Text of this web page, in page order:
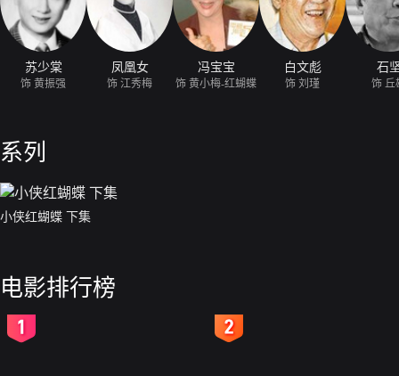
苏少棠
饰 黄振强
凤凰女
饰 江秀梅
冯宝宝
饰 黄小梅-红蝴蝶
白文彪
饰 刘瑾
石
饰 丘
系列
小侠红蝴蝶 下集
电影排行榜